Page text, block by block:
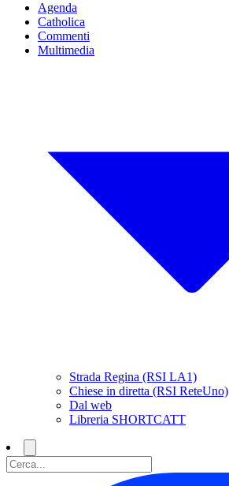
Agenda
Catholica
Commenti
Multimedia
Strada Regina (RSI LA1)
Chiese in diretta (RSI ReteUno)
Dal web
Libreria SHORTCATT